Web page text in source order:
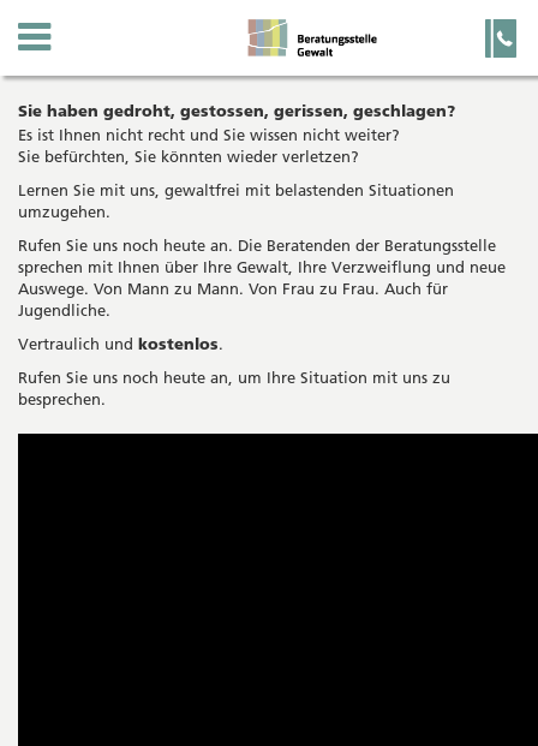
Kanton
Solothurn
Wichtige
Seiten
Startseite
Hauptnavigation
Inhalt
Sitemap
Suche
Navigation
und
Suche
Navigation
beratunggewalt
Sie haben gedroht, gestossen, gerissen, geschlagen?
Es ist Ihnen nicht recht und Sie wissen nicht weiter?
Sie befürchten, Sie könnten wieder verletzen?
Lernen Sie mit uns, gewaltfrei mit belastenden Situationen
umzugehen.
Rufen Sie uns noch heute an. Die Beratenden der Beratungsstelle
sprechen mit Ihnen über Ihre Gewalt, Ihre Verzweiflung und neue
Auswege. Von Mann zu Mann. Von Frau zu Frau. Auch für
Jugendliche.
Vertraulich und kostenlos.
Rufen Sie uns noch heute an, um Ihre Situation mit uns zu
besprechen.